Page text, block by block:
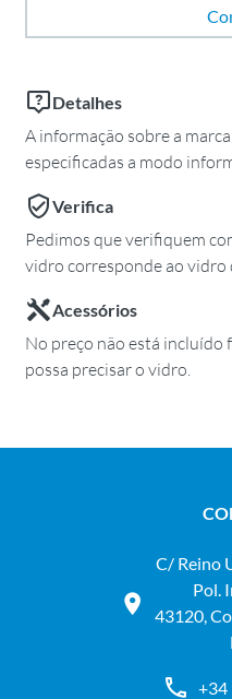
Detalhes
A informação sobre a
especificadas a modo
Verifica
Pedimos que verifiquem
vidro corresponde ao vidro
Acessórios
No preço não está incluído
possa precisar o vidro.
C/ Reino
Pol.
43120,
+34